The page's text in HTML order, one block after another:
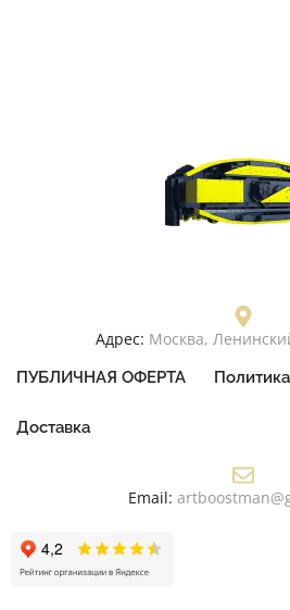
Адрес: Москва,
ПУБЛИЧНАЯ ОФЕРТА
Доставка
Email: